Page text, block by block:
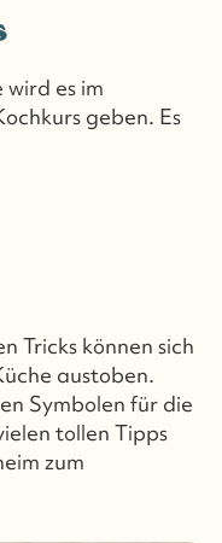
es im
geben. Es
Tricks können sich
austoben.
Symbolen für die
tollen Tipps
zum